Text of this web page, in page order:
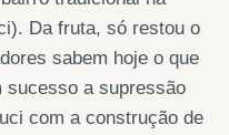
Da fruta, só restou o
sabem hoje o que
sucesso a supressão
com a construção de